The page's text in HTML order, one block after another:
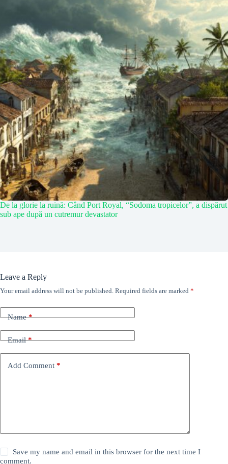
De la glorie la ruină: Când Port Royal, “Sodoma tropicelor”, a dispărut
sub ape după un cutremur devastator
Leave a Reply
Your email address will not be published. Required fields are marked *
Name*
Email*
Add Comment *
Save my name and email in this browser for the next time I
comment.